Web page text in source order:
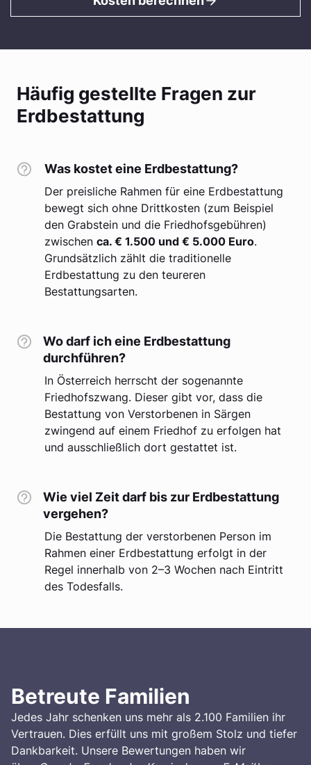
Häufig gestellte Fragen zur
Erdbestattung
Was kostet eine Erdbestattung?
Der preisliche Rahmen für eine Erdbestattung
bewegt sich ohne Drittkosten (zum Beispiel
den Grabstein und die Friedhofsgebühren)
zwischen ca. € 1.500 und € 5.000 Euro.
Grundsätzlich zählt die traditionelle
Erdbestattung zu den teureren
Bestattungsarten.
Wo darf ich eine Erdbestattung
durchführen?
In Österreich herrscht der sogenannte
Friedhofszwang. Dieser gibt vor, dass die
Bestattung von Verstorbenen in Särgen
zwingend auf einem Friedhof zu erfolgen hat
und ausschließlich dort gestattet ist.
Wie viel Zeit darf bis zur Erdbestattung
vergehen?
Die Bestattung der verstorbenen Person im
Rahmen einer Erdbestattung erfolgt in der
Regel innerhalb von 2–3 Wochen nach Eintritt
des Todesfalls.
Betreute Familien
Jedes Jahr schenken uns mehr als 2.100 Familien ihr
Vertrauen. Dies erfüllt uns mit großem Stolz und tiefer
Dankbarkeit. Unsere Bewertungen haben wir